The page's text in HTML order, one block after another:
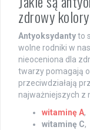
zdrowy
Antyoksydantyto
wolne rodniki w
nieoceniona dla
twarzy pomagają
przeciwdziałają
najważniejszych z
witaminę A,
witaminę C,